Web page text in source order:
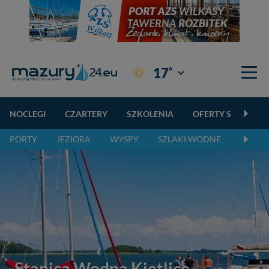
17° Giżycko
NOCLEGI CZARTERY SZKOLENIA OFERTY
PORTY JEZIORA WYSPY SZLAKI WODNE